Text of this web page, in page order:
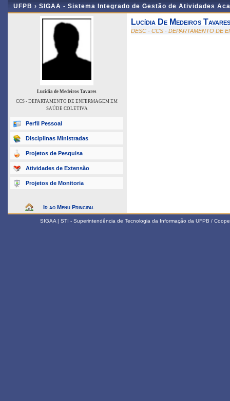
UFPB › SIGAA - Sistema Integrado de Gestão de Atividades
Lucídia de Medeiros Tavares
CCS - DEPARTAMENTO DE ENFERMAGEM EM
SAÚDE COLETIVA
Perfil Pessoal
Disciplinas Ministradas
Projetos de Pesquisa
Atividades de Extensão
Projetos de Monitoria
Ir ao Menu Principal
Lucídia De Medeiros Tavares
DESC - CCS - DEPARTAMENTO DE
SIGAA | STI - Superintendência de Tecnologia da Informação da UFPB /